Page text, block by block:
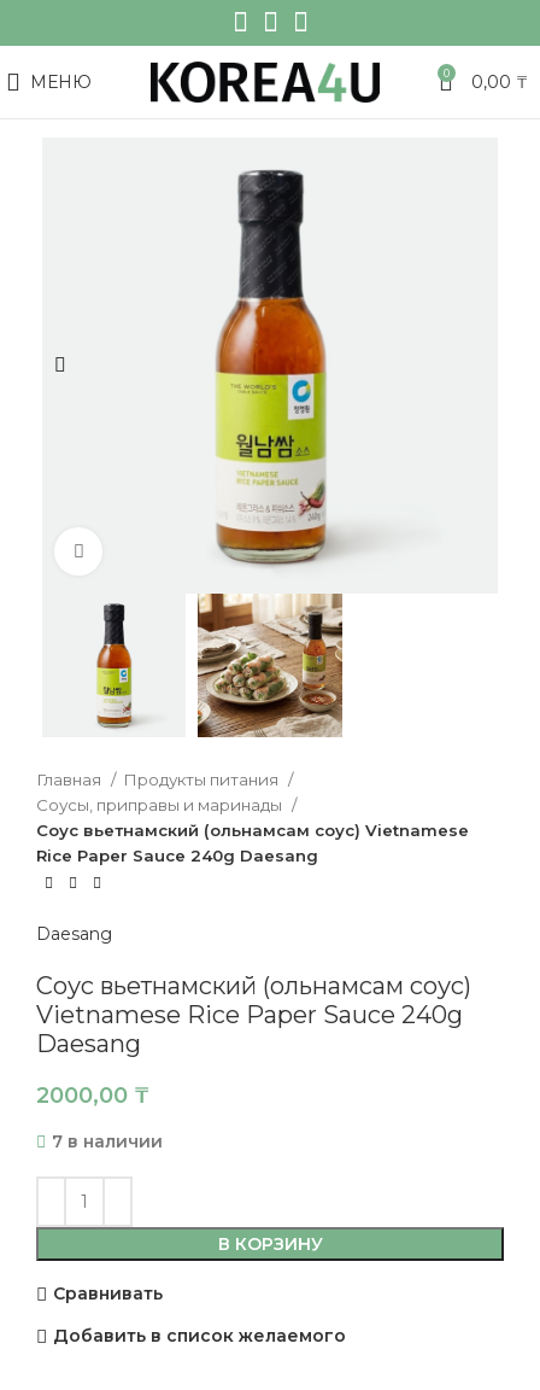
МЕНЮ 0 0,00 ₸
Нажмите, чтобы увеличить
Главная
Продукты питания
Соусы, приправы и маринады
Соус вьетнамский (ольнамсам соус) Vietnamese
Rice Paper Sauce 240g Daesang
Daesang
Соус вьетнамский (ольнамсам соус)
Vietnamese Rice Paper Sauce 240g
Daesang
2000,00 ₸
7 в наличии
В КОРЗИНУ
Сравнивать
Добавить в список желаемого